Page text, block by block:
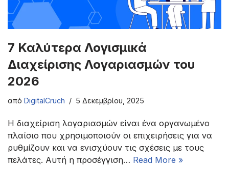
7 Καλύτερα Λογισμικά
Διαχείρισης Λογαριασμών του
2026
από DigitalCruch 5 Δεκεμβρίου, 2025
Η διαχείριση λογαριασμών είναι ένα οργανωμένο
πλαίσιο που χρησιμοποιούν οι επιχειρήσεις για να
ρυθμίζουν και να ενισχύουν τις σχέσεις με τους
πελάτες. Αυτή η προσέγγιση… Read More »